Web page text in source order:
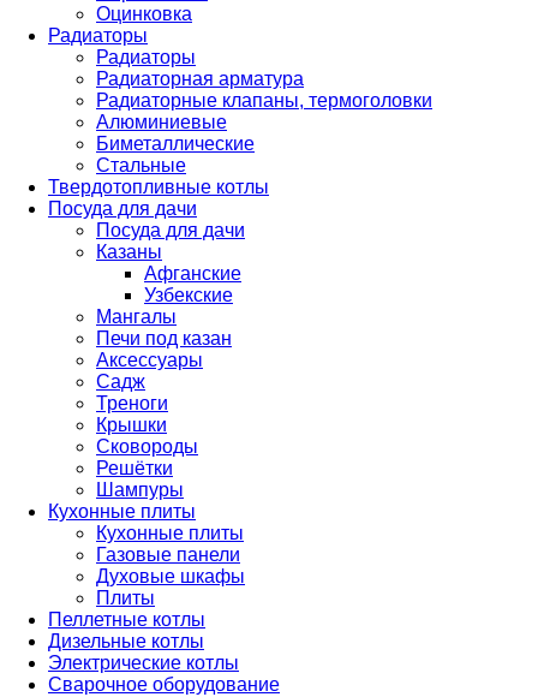
Оцинковка
Радиаторы
Радиаторы
Радиаторная арматура
Радиаторные клапаны, термоголовки
Алюминиевые
Биметаллические
Стальные
Твердотопливные котлы
Посуда для дачи
Посуда для дачи
Казаны
Афганские
Узбекские
Мангалы
Печи под казан
Аксессуары
Садж
Треноги
Крышки
Сковороды
Решётки
Шампуры
Кухонные плиты
Кухонные плиты
Газовые панели
Духовые шкафы
Плиты
Пеллетные котлы
Дизельные котлы
Электрические котлы
Сварочное оборудование